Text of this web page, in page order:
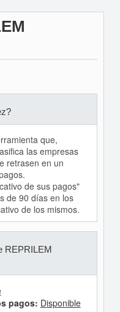
que,
las empresas
retrasen en un
de sus pagos"
de 90 días en los
de los mismos.
REPRILEM
pagos: Disponible